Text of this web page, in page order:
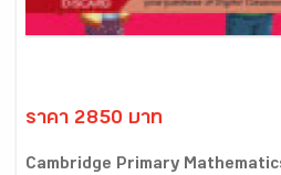
ราคา 2850 บาท
Cambridge Primary